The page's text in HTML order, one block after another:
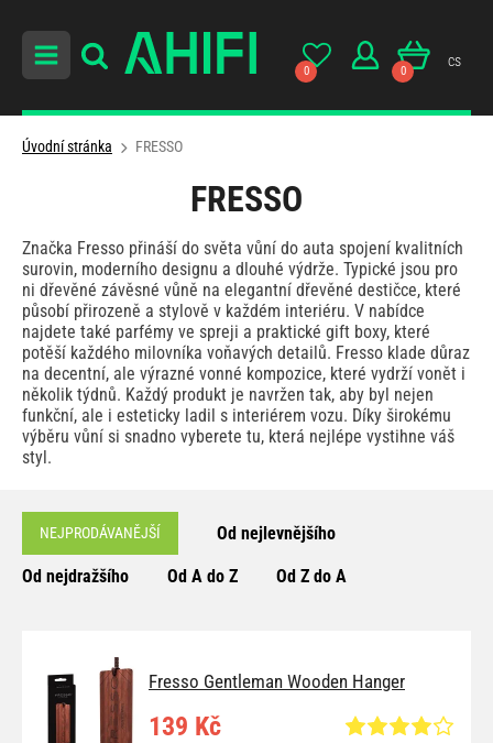
0 0
cs
Úvodní stránka FRESSO
FRESSO
Značka Fresso přináší do světa vůní do auta spojení kvalitních
surovin, moderního designu a dlouhé výdrže. Typické jsou pro
ni dřevěné závěsné vůně na elegantní dřevěné destičce, které
působí přirozeně a stylově v každém interiéru. V nabídce
najdete také parfémy ve spreji a praktické gift boxy, které
potěší každého milovníka voňavých detailů. Fresso klade důraz
na decentní, ale výrazné vonné kompozice, které vydrží vonět i
několik týdnů. Každý produkt je navržen tak, aby byl nejen
funkční, ale i esteticky ladil s interiérem vozu. Díky širokému
výběru vůní si snadno vyberete tu, která nejlépe vystihne váš
styl.
NEJPRODÁVANĚJŠÍ Od nejlevnějšího
Od nejdražšího Od A do Z Od Z do A
Fresso Gentleman Wooden Hanger
139 Kč